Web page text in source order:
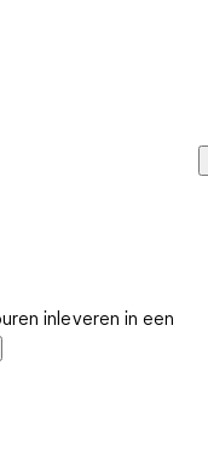
inleveren in een